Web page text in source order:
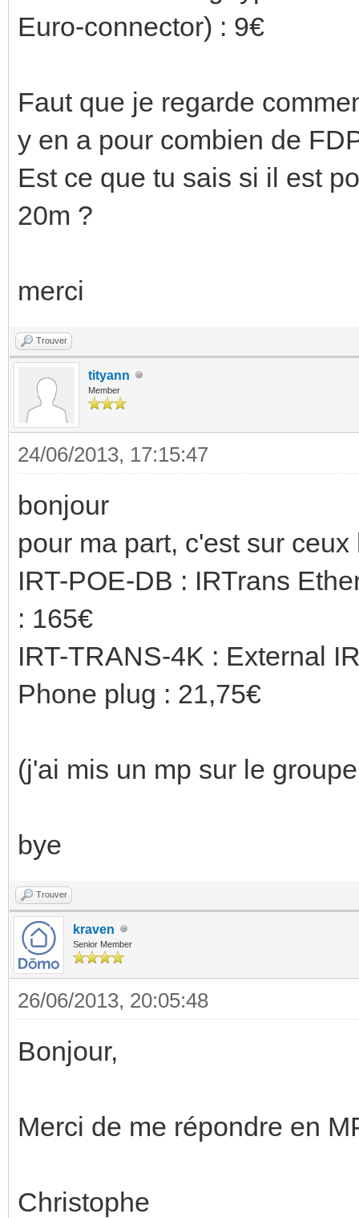
Euro-connector) : 9€
Faut que je regarde
y en a pour combien de
Est ce que tu sais si il est
20m ?
merci
Trouver
tityann
Member
24/06/2013, 17:15:47
bonjour
pour ma part, c'est sur
IRT-POE-DB : IRTrans
: 165€
IRT-TRANS-4K : External
Phone plug : 21,75€
(j'ai mis un mp sur le
bye
Trouver
kraven
Senior Member
26/06/2013, 20:05:48
Bonjour,
Merci de me répondre en
Christophe